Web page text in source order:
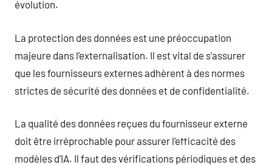
évolution.
La protection des données est une préoccupation
majeure dans l’externalisation. Il est vital de s’assurer
que les fournisseurs externes adhèrent à des normes
strictes de sécurité des données et de confidentialité.
La qualité des données reçues du fournisseur externe
doit être irréprochable pour assurer l’efficacité des
modèles d’IA. Il faut des vérifications périodiques et des